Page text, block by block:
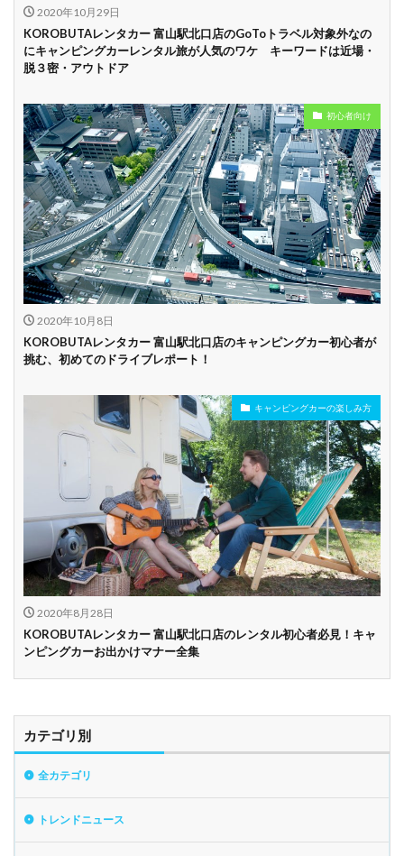
2020年10月29日
KOROBUTAレンタカー 富山駅北口店のGoToトラベル対象外なの
にキャンピングカーレンタル旅が人気のワケ キーワードは近場・
脱３密・アウトドア
初心者向け
2020年10月8日
KOROBUTAレンタカー 富山駅北口店のキャンピングカー初心者が
挑む、初めてのドライブレポート！
キャンピングカーの楽しみ方
2020年8月28日
KOROBUTAレンタカー 富山駅北口店のレンタル初心者必見！キャ
ンピングカーお出かけマナー全集
カテゴリ別
全カテゴリ
トレンドニュース